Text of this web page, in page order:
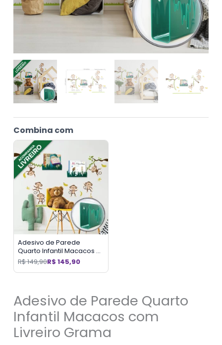
Combina com
Adesivo de Parede
Quarto Infantil Macacos e
Livreiros Grama
R$149,90R$ 145,90
Adesivo de Parede Quarto
Infantil Macacos com
Livreiro Grama